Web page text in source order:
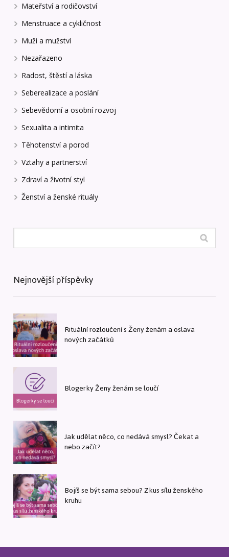
Mateřství a rodičovství
Menstruace a cykličnost
Muži a mužství
Nezařazeno
Radost, štěstí a láska
Seberealizace a poslání
Sebevědomí a osobní rozvoj
Sexualita a intimita
Těhotenství a porod
Vztahy a partnerství
Zdraví a životní styl
Ženství a ženské rituály
Nejnovější příspěvky
Rituální rozloučení s Ženy ženám a oslava
nových začátků
Blogerky Ženy ženám se loučí
Jak udělat něco, co nedává smysl? Čekat a
nebo začít?
Bojíš se být sama sebou? Zkus sílu ženského
kruhu